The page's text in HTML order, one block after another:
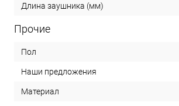
Длина заушника (мм)
Прочие
Пол
Наши предложения
Материал